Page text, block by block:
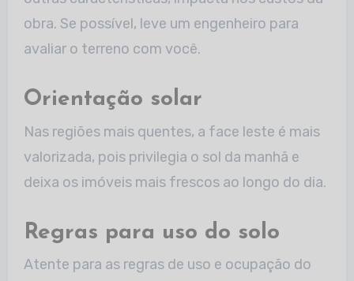
obra. Se possível, leve um engenheiro para
avaliar o terreno com você.
Orientação solar
Nas regiões mais quentes, a face leste é mais
valorizada, pois privilegia o sol da manhã e
deixa os imóveis mais frescos ao longo do dia.
Regras para uso do solo
Atente para as regras de uso e ocupação do